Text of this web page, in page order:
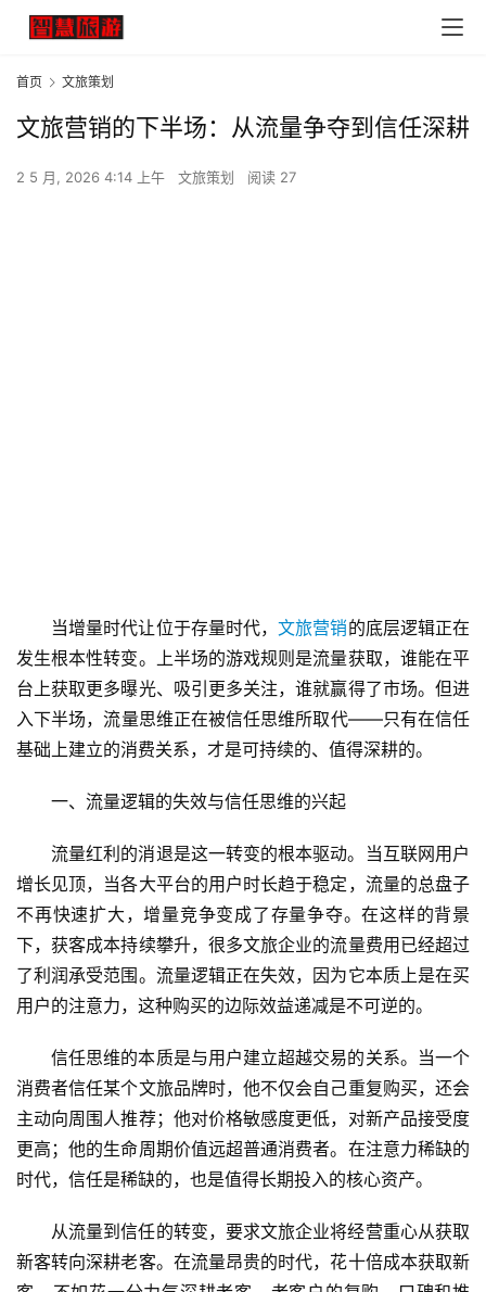
首页 文旅策划
文旅营销的下半场：从流量争夺到信任深耕
2 5 月, 2026 4:14 上午 文旅策划 阅读 27
当增量时代让位于存量时代，文旅营销的底层逻辑正在
发生根本性转变。上半场的游戏规则是流量获取，谁能在平
台上获取更多曝光、吸引更多关注，谁就赢得了市场。但进
入下半场，流量思维正在被信任思维所取代——只有在信任
基础上建立的消费关系，才是可持续的、值得深耕的。
一、流量逻辑的失效与信任思维的兴起
流量红利的消退是这一转变的根本驱动。当互联网用户
增长见顶，当各大平台的用户时长趋于稳定，流量的总盘子
不再快速扩大，增量竞争变成了存量争夺。在这样的背景
下，获客成本持续攀升，很多文旅企业的流量费用已经超过
了利润承受范围。流量逻辑正在失效，因为它本质上是在买
用户的注意力，这种购买的边际效益递减是不可逆的。
信任思维的本质是与用户建立超越交易的关系。当一个
消费者信任某个文旅品牌时，他不仅会自己重复购买，还会
主动向周围人推荐；他对价格敏感度更低，对新产品接受度
更高；他的生命周期价值远超普通消费者。在注意力稀缺的
时代，信任是稀缺的，也是值得长期投入的核心资产。
从流量到信任的转变，要求文旅企业将经营重心从获取
新客转向深耕老客。在流量昂贵的时代，花十倍成本获取新